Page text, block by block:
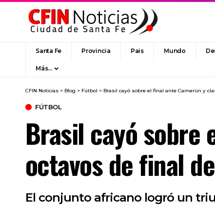
Santa Fe Provincia Pais Mundo
Más…
CFIN Noticias > Blog > Fútbol > Brasil cayó sobre el final ante Camerún y
FÚTBOL
Brasil cayó sobre
octavos de final
El conjunto africano logró un